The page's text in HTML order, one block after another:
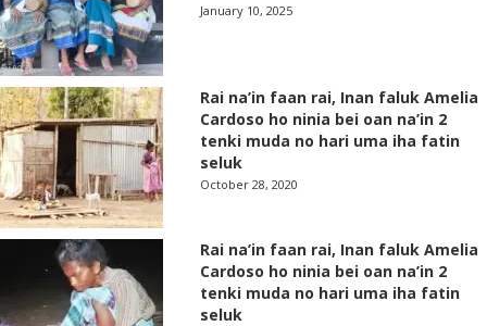
January 10, 2025
Rai na’in faan rai, Inan faluk Amelia
Cardoso ho ninia bei oan na’in 2
tenki muda no hari uma iha fatin
seluk
October 28, 2020
Rai na’in faan rai, Inan faluk Amelia
Cardoso ho ninia bei oan na’in 2
tenki muda no hari uma iha fatin
seluk